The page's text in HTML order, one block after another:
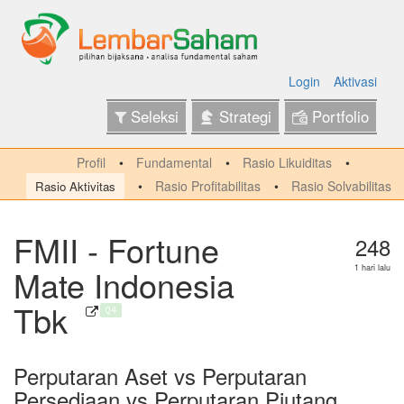
Login Aktivasi
Seleksi Strategi Portfolio
Profil Fundamental Rasio Likuiditas
Rasio Aktivitas Rasio Profitabilitas Rasio Solvabilitas
FMII - Fortune
Mate Indonesia
Tbk Q4
248
1 hari lalu
Perputaran Aset vs Perputaran